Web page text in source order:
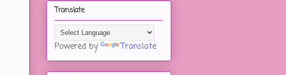
Translate
Powered by Translate